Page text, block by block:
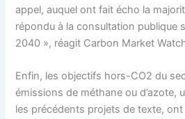
appel, auquel ont fait écho la
répondu à la consultation publique
2040 », réagit Carbon Market
Enfin, les objectifs hors-CO2 du
émissions de méthane ou d’azote,
les précédents projets de texte,